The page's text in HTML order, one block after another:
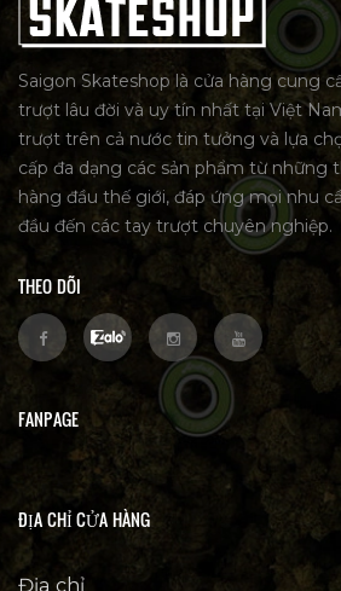
Saigon Skateshop là cửa hàng cung
trượt lâu đời và uy tín nhất tại Việt
trượt trên cả nước tin tưởng và lựa
cấp đa dạng các sản phẩm từ những
hàng đầu thế giới, đáp ứng mọi nhu
đầu đến các tay trượt chuyên nghiệp.
THEO DÕI
FANPAGE
ĐỊA CHỈ CỬA HÀNG
Địa chỉ